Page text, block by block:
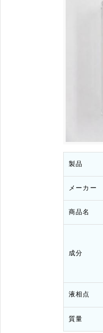
製品
メーカー
商品名
成分
液相点
質量